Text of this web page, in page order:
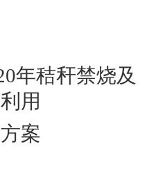
年秸秆禁烧及
用
案